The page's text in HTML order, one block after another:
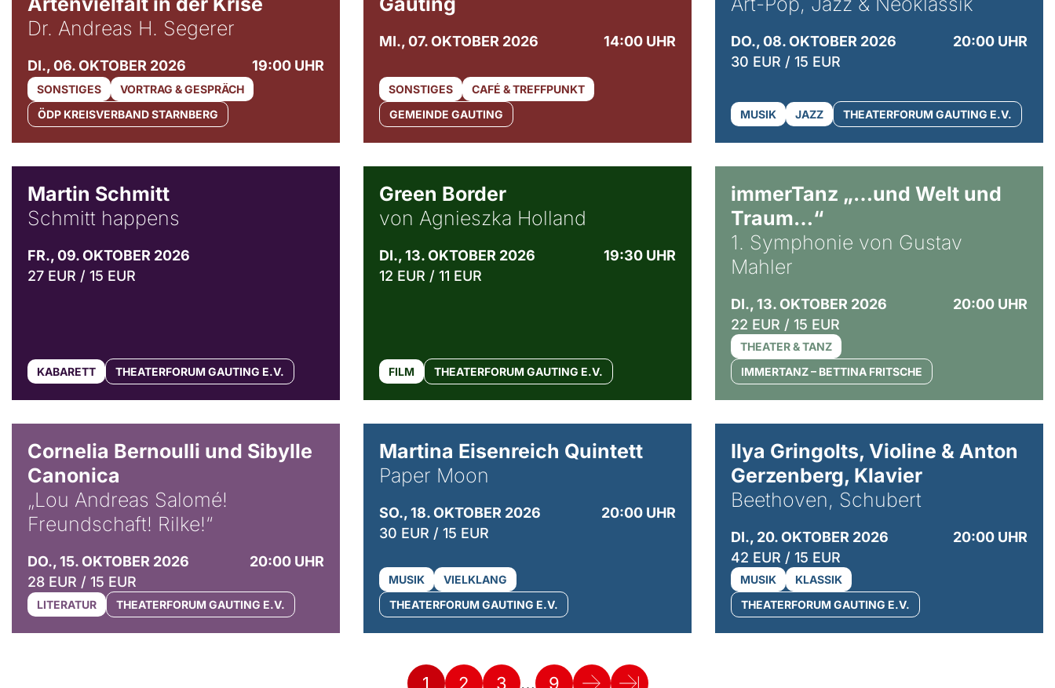
Dr. Andreas H. Segerer
DI., 06. OKTOBER 2026 19:00 UHR
SONSTIGES
VORTRAG & GESPRÄCH
ÖDP KREISVERBAND STARNBERG
MI., 07. OKTOBER 2026 14:00 UHR
SONSTIGES
CAFÉ & TREFFPUNKT
GEMEINDE GAUTING
DO., 08. OKTOBER 2026
20:00 UHR
30 EUR / 15 EUR
MUSIK JAZZ THEATERFORUM GAUTING E.V.
Martin Schmitt
Schmitt happens
FR., 09. OKTOBER 2026
27 EUR / 15 EUR
KABARETT THEATERFORUM GAUTING E.V.
Green Border
von Agnieszka Holland
DI., 13. OKTOBER 2026
19:30 UHR
12 EUR / 11 EUR
FILM THEATERFORUM GAUTING E.V.
immerTanz „…und Welt und
Traum…“
1. Symphonie von Gustav
Mahler
DI., 13. OKTOBER 2026
20:00 UHR
22 EUR / 15 EUR
THEATER & TANZ
IMMERTANZ – BETTINA FRITSCHE
Cornelia Bernoulli und Sibylle
Canonica
„Lou Andreas Salomé!
Freundschaft! Rilke!“
DO., 15. OKTOBER 2026
20:00 UHR
28 EUR / 15 EUR
LITERATUR THEATERFORUM GAUTING E.V.
Martina Eisenreich Quintett
Paper Moon
SO., 18. OKTOBER 2026
20:00 UHR
30 EUR / 15 EUR
MUSIK
VIELKLANG
THEATERFORUM GAUTING E.V.
Ilya Gringolts, Violine & Anton
Gerzenberg, Klavier
Beethoven, Schubert
DI., 20. OKTOBER 2026
20:00 UHR
42 EUR / 15 EUR
MUSIK
KLASSIK
THEATERFORUM GAUTING E.V.
1 2 3 … 9